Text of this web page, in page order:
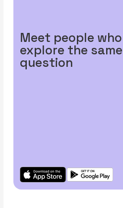
Meet people who
explore the same
question